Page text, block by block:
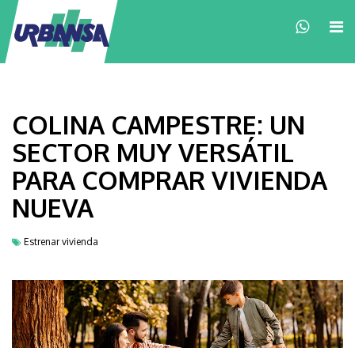
COLINA CAMPESTRE: UN
SECTOR MUY VERSÁTIL
PARA COMPRAR VIVIENDA
NUEVA
Estrenar vivienda